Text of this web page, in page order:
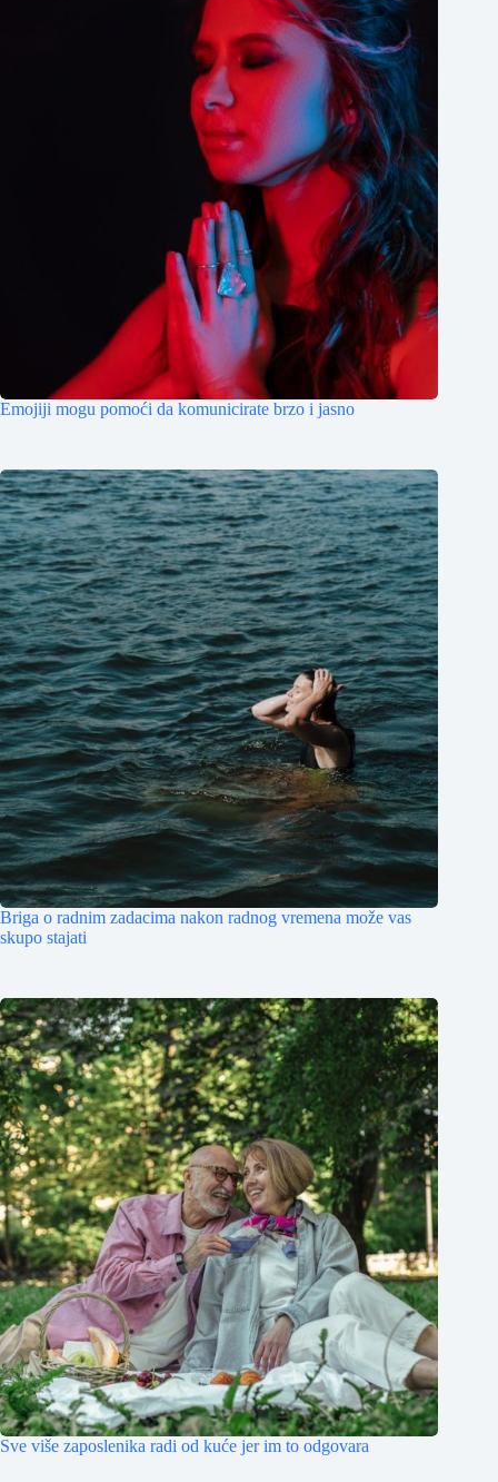
Emojiji mogu pomoći da komunicirate brzo i jasno
Briga o radnim zadacima nakon radnog vremena može vas
skupo stajati
Sve više zaposlenika radi od kuće jer im to odgovara